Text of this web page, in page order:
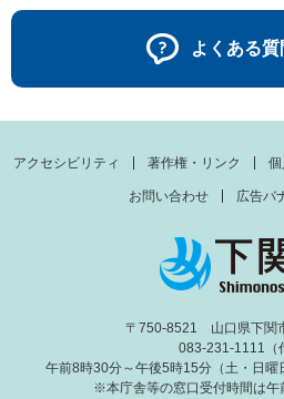
よくある
アクセシビリティ 著作権・リンク
お問い合わせ 広告バ
〒750-8521 山口県下関
083-231-1111（
午前8時30分～午後5時15分（土・日曜
※本庁舎等の窓口受付時間は午